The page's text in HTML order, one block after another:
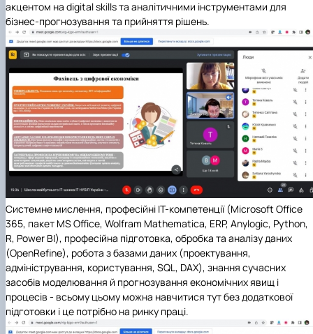
акцентом на digital skills та аналітичними інструментами для
бізнес-прогнозування та прийняття рішень.
Системне мислення, професійні ІТ-компетенції (Microsoft Office
365, пакет МS Office, Wolfram Mathematica, ERP, Anylogic, Python,
R, Power BI), професійна підготовка, обробка та аналізу даних
(OpenRefine), робота з базами даних (проектування,
адміністрування, користування, SQL, DAX), знання сучасних
засобів моделювання й прогнозування економічних явищ і
процесів - всьому цьому можна навчитися тут без додаткової
підготовки і це потрібно на ринку праці.